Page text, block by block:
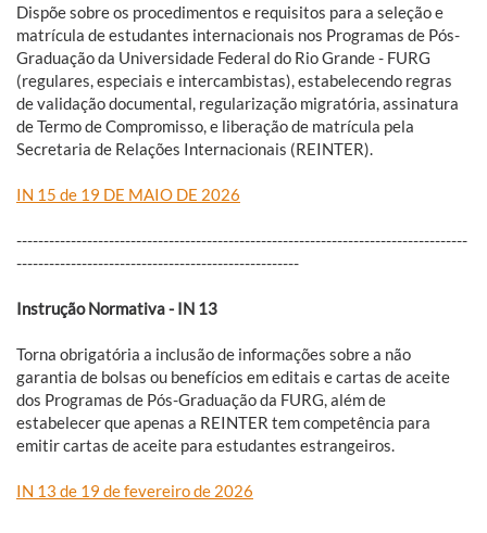
Dispõe sobre os procedimentos e requisitos para a seleção e
matrícula de estudantes internacionais nos Programas de Pós-
Graduação da Universidade Federal do Rio Grande - FURG
(regulares, especiais e intercambistas), estabelecendo regras
de validação documental, regularização migratória, assinatura
de Termo de Compromisso, e liberação de matrícula pela
Secretaria de Relações Internacionais (REINTER).
IN 15 de 19 DE MAIO DE 2026
-----------------------------------------------------------------------------------
----------------------------------------------------
Instrução Normativa - IN 13
Torna obrigatória a inclusão de informações sobre a não
garantia de bolsas ou benefícios em editais e cartas de aceite
dos Programas de Pós-Graduação da FURG, além de
estabelecer que apenas a REINTER tem competência para
emitir cartas de aceite para estudantes estrangeiros.
IN 13 de 19 de fevereiro de 2026